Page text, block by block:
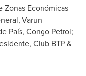
Zonas Económicas
Varun
País, Congo Petrol;
Club BTP &